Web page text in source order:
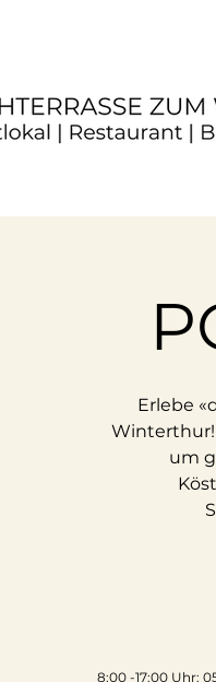
Erlebe
Winterthur!
um
​​8:00 -17:00 Uhr: